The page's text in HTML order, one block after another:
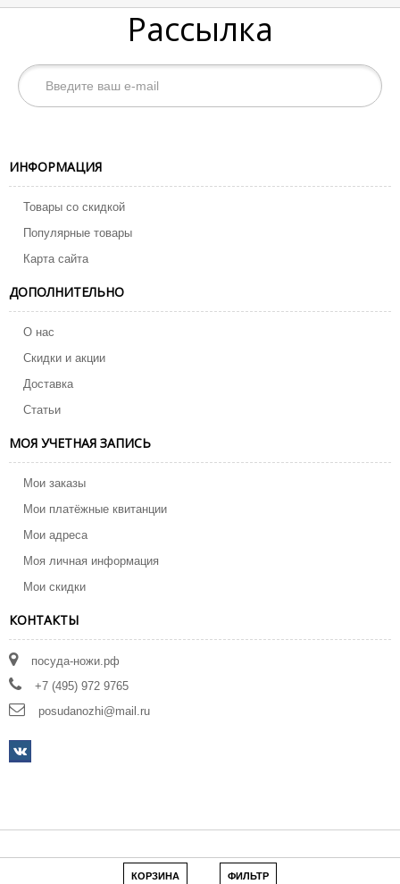
Рассылка
ИНФОРМАЦИЯ
Товары со скидкой
Популярные товары
Карта сайта
ДОПОЛНИТЕЛЬНО
О нас
Скидки и акции
Доставка
Статьи
МОЯ УЧЕТНАЯ ЗАПИСЬ
Мои заказы
Мои платёжные квитанции
Мои адреса
Моя личная информация
Мои скидки
КОНТАКТЫ
посуда-ножи.рф
+7 (495) 972 9765
posudanozhi@mail.ru
КОРЗИНА ФИЛЬТР